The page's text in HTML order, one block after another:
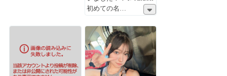
初めての名